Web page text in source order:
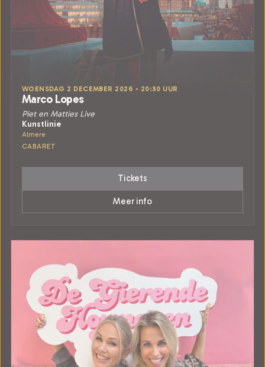
WOENSDAG 2 DECEMBER 2026 • 20:30 UUR
Marco Lopes
Piet en Matties Live
Kunstlinie
Almere
CABARET
Tickets
Meer info